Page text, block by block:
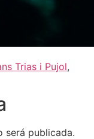
Trias i Pujol,
será publicada.